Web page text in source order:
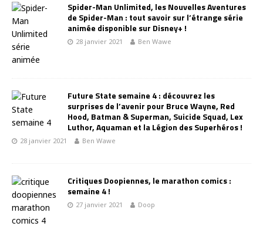
Spider-Man Unlimited, les Nouvelles Aventures
de Spider-Man : tout savoir sur l’étrange série
animée disponible sur Disney+ !
28 janvier 2021 Ben Wawe
Future State semaine 4 : découvrez les
surprises de l’avenir pour Bruce Wayne, Red
Hood, Batman & Superman, Suicide Squad, Lex
Luthor, Aquaman et la Légion des Superhéros !
28 janvier 2021 Ben Wawe
Critiques Doopiennes, le marathon comics :
semaine 4 !
27 janvier 2021 Doop